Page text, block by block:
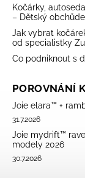
Kočárky,
– Dětský
Jak vybrat
od specialistky
Co podniknout s
POROVNÁNÍ
Joie elara™ +
31.7.2026
Joie mydrift™
modely 2026
30.7.2026